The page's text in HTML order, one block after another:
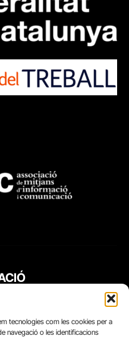
tecnologies com les cookies per a
navegació o les identificacions